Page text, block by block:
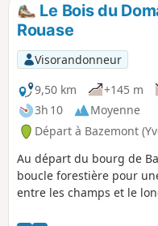
Le Bois du
Rouase
Visorandonneur
9,50 km
+145 m
3h 10
Moyenne
Départ à Bazemont
Au départ du bourg de
boucle forestière pour
entre les champs et le